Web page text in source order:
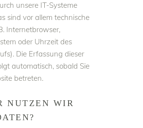
unsere IT-Systeme
sind vor allem technische
Internetbrowser,
oder Uhrzeit des
Die Erfassung dieser
automatisch, sobald Sie
betreten.
NUTZEN WIR